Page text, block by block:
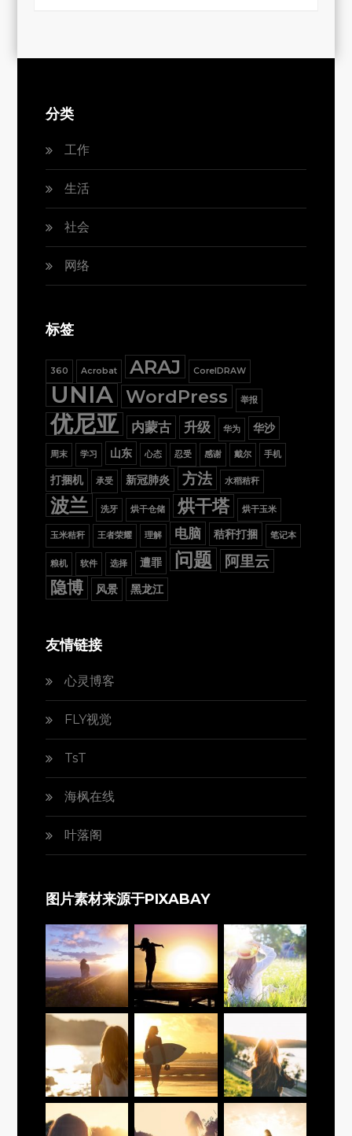
分类
工作
生活
社会
网络
标签
360 Acrobat ARAJ CorelDRAW
UNIA WordPress 举报
优尼亚 内蒙古 升级 华为 华沙
周末 学习 山东 心态 忍受 感谢 戴尔 手机
打捆机 承受 新冠肺炎 方法 水稻秸秆
波兰 洗牙 烘干仓储 烘干塔 烘干玉米
玉米秸秆 王者荣耀 理解 电脑 秸秆打捆 笔记本
粮机 软件 选择 遭罪 问题 阿里云
隐博 风景 黑龙江
友情链接
心灵博客
FLY视觉
TsT
海枫在线
叶落阁
图片素材来源于PIXABAY